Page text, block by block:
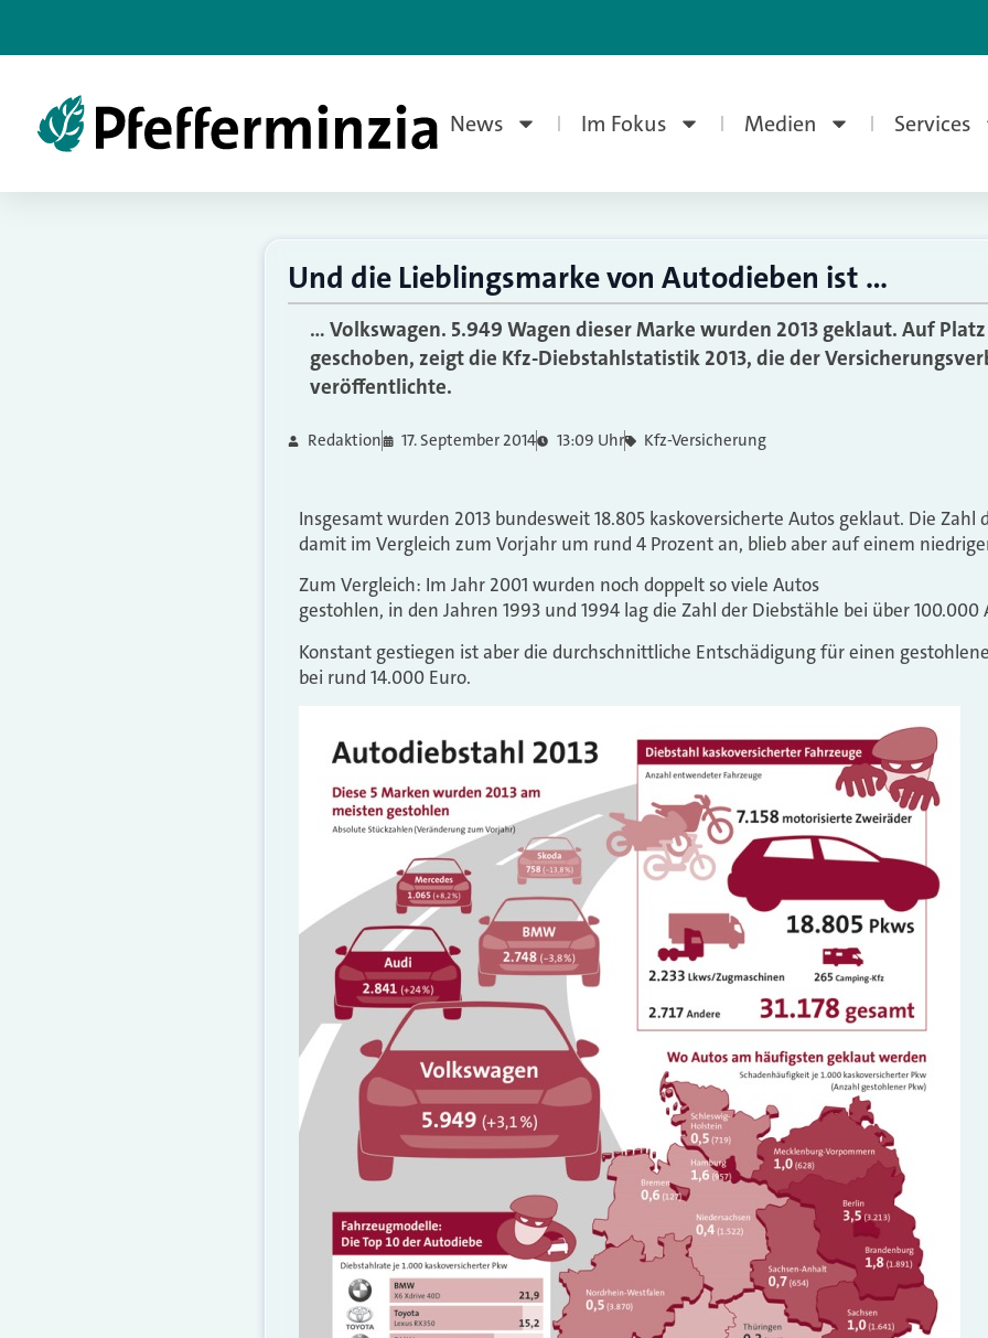
News Im Fokus Medien Services
Und die Lieblingsmarke von Autodieben ist …
… Volkswagen. 5.949 Wagen dieser Marke wurden 2013 geklaut. Auf
geschoben, zeigt die Kfz-Diebstahlstatistik 2013, die der
veröffentlichte.
Redaktion 17. September 2014 13:09 Uhr Kfz-Versicherung
Insgesamt wurden 2013 bundesweit 18.805 kaskoversicherte Autos geklaut. Die Zahl
damit im Vergleich zum Vorjahr um rund 4 Prozent an, blieb aber auf einem
Zum Vergleich: Im Jahr 2001 wurden noch doppelt so viele Autos
gestohlen, in den Jahren 1993 und 1994 lag die Zahl der Diebstähle bei über 100.000
Konstant gestiegen ist aber die durchschnittliche Entschädigung für einen
bei rund 14.000 Euro.